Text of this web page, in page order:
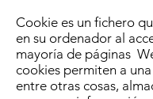
Cookie es un fichero
en su ordenador al
mayoría de páginas
cookies permiten a
entre otras cosas,